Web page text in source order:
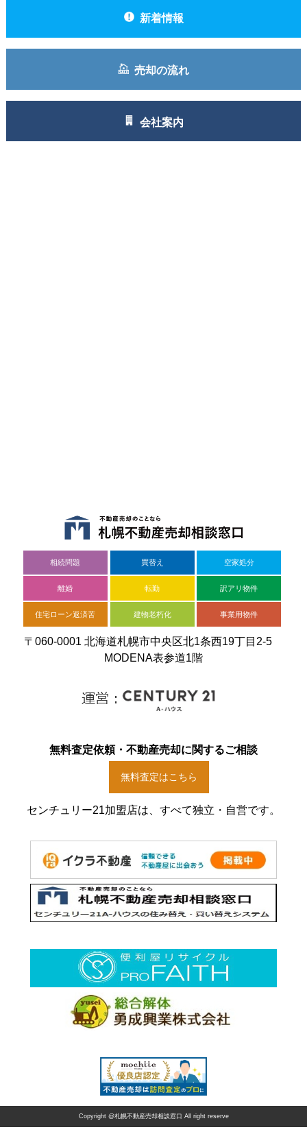
新着情報
売却の流れ
会社案内
相続問題 買替え 空家処分
離婚 転勤 訳アリ物件
住宅ローン返済苦 建物老朽化 事業用物件
〒060-0001 北海道札幌市中央区北1条西19丁目2-5
MODENA表参道1階
無料査定依頼・不動産売却に関するご相談
無料査定はこちら
センチュリー21加盟店は、すべて独立・自営です。
Copyright @札幌不動産売却相談窓口 All right reserve